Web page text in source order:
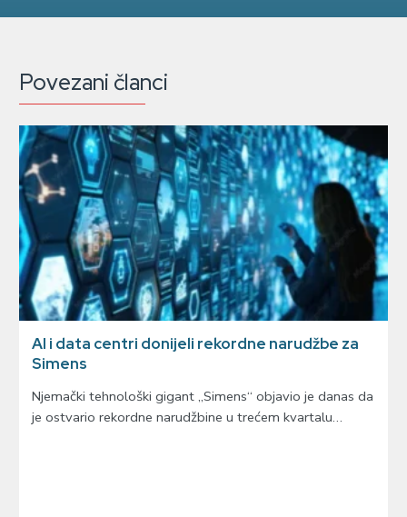
Povezani članci
AI i data centri donijeli rekordne narudžbe za
Simens
Njemački tehnološki gigant „Simens“ objavio je danas da
je ostvario rekordne narudžbine u trećem kvartalu…